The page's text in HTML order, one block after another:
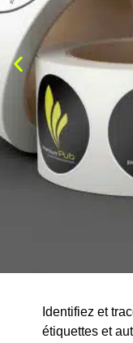
Identifiez et
étiquettes et